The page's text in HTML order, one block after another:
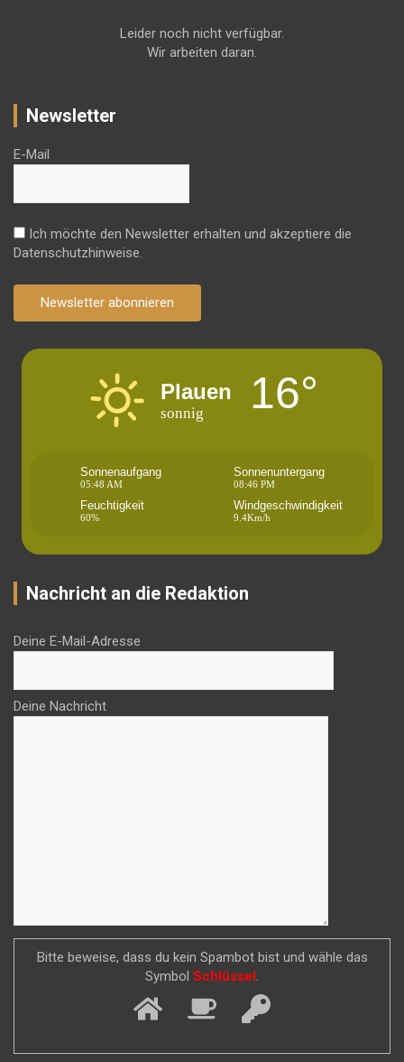
Leider noch nicht verfügbar.
Wir arbeiten daran.
Newsletter
E-Mail
Ich möchte den Newsletter erhalten und akzeptiere die
Datenschutzhinweise.
Newsletter abonnieren
Plauen
sonnig 16°
Sonnenaufgang
05:48 AM
Sonnenuntergang
08:46 PM
Feuchtigkeit
60%
Windgeschwindigkeit
9.4Km/h
Nachricht an die Redaktion
Deine E-Mail-Adresse
Deine Nachricht
Bitte beweise, dass du kein Spambot bist und wähle das
Symbol Schlüssel .